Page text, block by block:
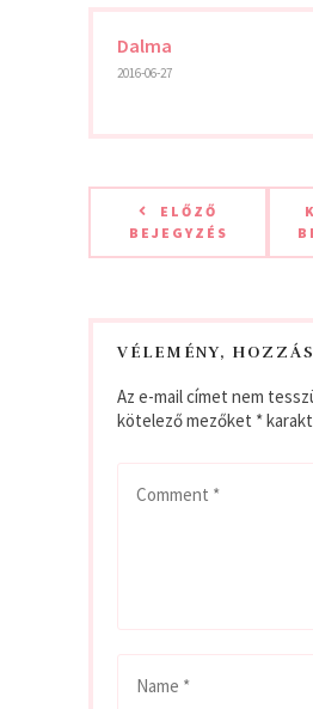
Dalma
2016-06-27
ELŐZŐ
BEJEGYZÉS
VÉLEMÉNY,
Az e-mail címet nem
kötelező mezőket *